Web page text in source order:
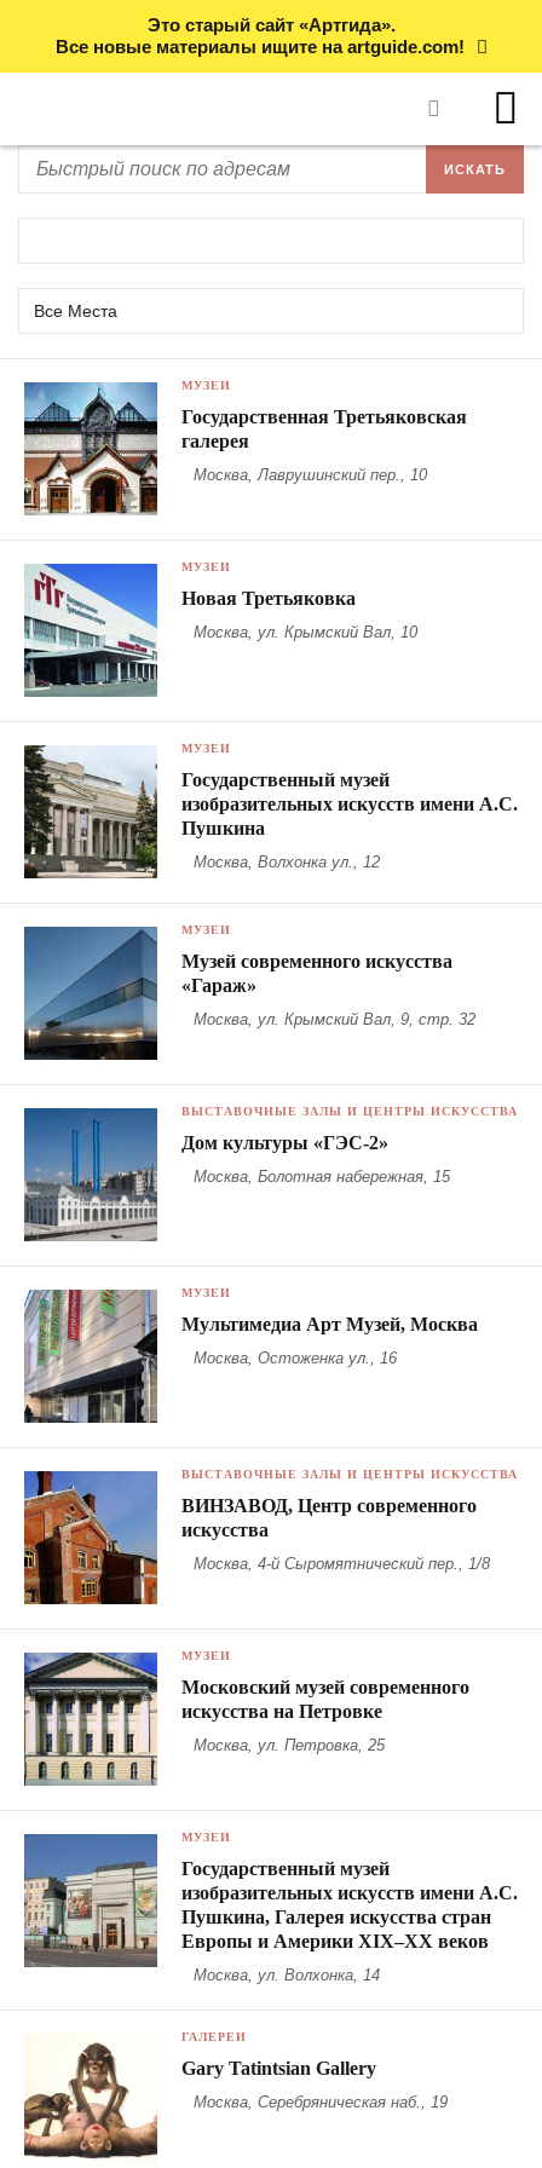
Это старый сайт «Артгида».
Все новые материалы ищите на artguide.com!
Все Места
МУЗЕИ
Государственная Третьяковская
галерея
Москва, Лаврушинский пер., 10
МУЗЕИ
Новая Третьяковка
Москва, ул. Крымский Вал, 10
МУЗЕИ
Государственный музей
изобразительных искусств имени А.С.
Пушкина
Москва, Волхонка ул., 12
МУЗЕИ
Музей современного искусства
«Гараж»
Москва, ул. Крымский Вал, 9, стр. 32
ВЫСТАВОЧНЫЕ ЗАЛЫ И ЦЕНТРЫ ИСКУССТВА
Дом культуры «ГЭС-2»
Москва, Болотная набережная, 15
МУЗЕИ
Мультимедиа Арт Музей, Москва
Москва, Остоженка ул., 16
ВЫСТАВОЧНЫЕ ЗАЛЫ И ЦЕНТРЫ ИСКУССТВА
ВИНЗАВОД, Центр современного
искусства
Москва, 4-й Сыромятнический пер., 1/8
МУЗЕИ
Московский музей современного
искусства на Петровке
Москва, ул. Петровка, 25
МУЗЕИ
Государственный музей
изобразительных искусств имени А.С.
Пушкина, Галерея искусства стран
Европы и Америки XIX–XX веков
Москва, ул. Волхонка, 14
ГАЛЕРЕИ
Gary Tatintsian Gallery
Москва, Серебряническая наб., 19